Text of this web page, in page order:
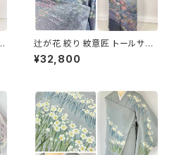
辻が花 絞り 紋意匠 トールサイ
ズ 金彩 訪問着 正絹 袷 青 ブル
ー 紫 1273
¥32,800